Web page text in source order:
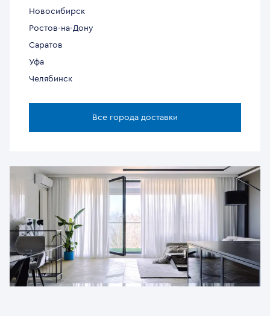
Новосибирск
Ростов-на-Дону
Саратов
Уфа
Челябинск
Все города доставки